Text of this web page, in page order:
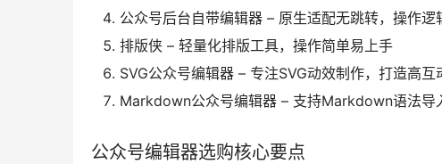
公众号后台自带编辑器 – 原生适配无跳转，操作逻
排版侠 – 轻量化排版工具，操作简单易上手
SVG公众号编辑器 – 专注SVG动效制作，打造高互
Markdown公众号编辑器 – 支持Markdown语法导
公众号编辑器选购核心要点